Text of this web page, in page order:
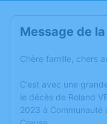
Message de
Chère famille, chers
C’est avec une
le décès de Roland
2023 à Communauté